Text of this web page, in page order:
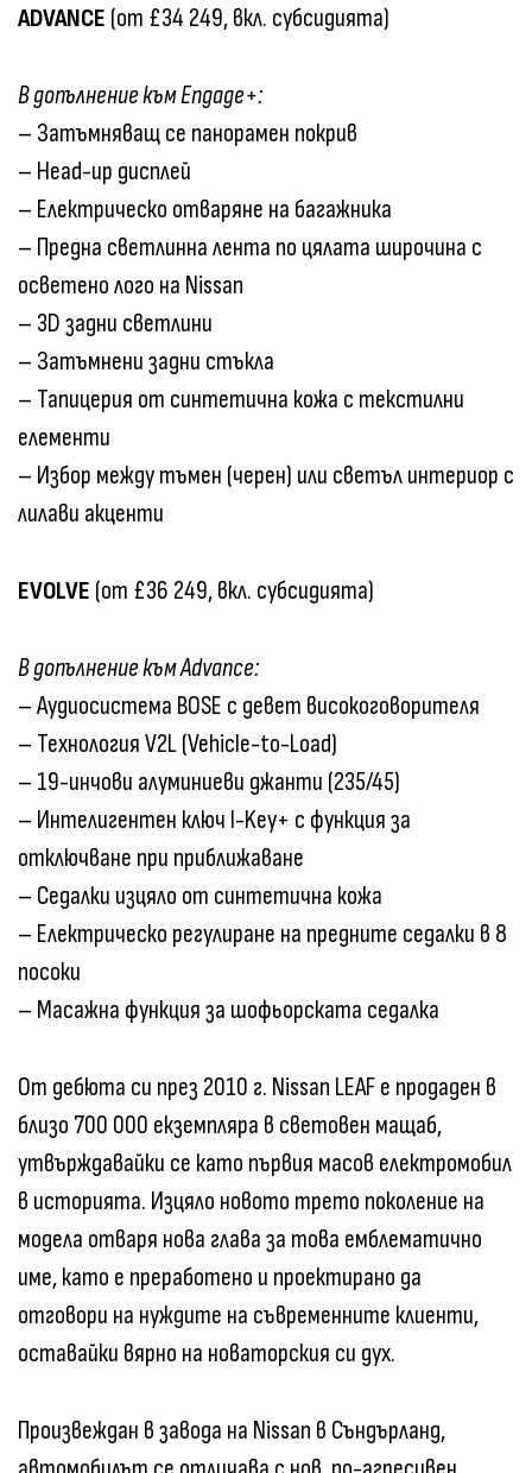
ADVANCE (от £34 249, вкл. субсидията)
В допълнение към Engage+:
– Затъмняващ се панорамен покрив
– Head-up дисплей
– Електрическо отваряне на багажника
– Предна светлинна лента по цялата широчина с
осветено лого на Nissan
– 3D задни светлини
– Затъмнени задни стъкла
– Тапицерия от синтетична кожа с текстилни
елементи
– Избор между тъмен (черен) или светъл интериор с
лилави акценти
EVOLVE (от £36 249, вкл. субсидията)
В допълнение към Advance:
– Аудиосистема BOSE с девет високоговорителя
– Технология V2L (Vehicle-to-Load)
– 19-инчови алуминиеви джанти (235/45)
– Интелигентен ключ I-Key+ с функция за
отключване при приближаване
– Седалки изцяло от синтетична кожа
– Електрическо регулиране на предните седалки в 8
посоки
– Масажна функция за шофьорската седалка
От дебюта си през 2010 г. Nissan LEAF е продаден в
близо 700 000 екземпляра в световен мащаб,
утвърждавайки се като първия масов електромобил
в историята. Изцяло новото трето поколение на
модела отваря нова глава за това емблематично
име, като е преработено и проектирано да
отговори на нуждите на съвременните клиенти,
оставайки вярно на новаторския си дух.
Произвеждан в завода на Nissan в Съндърланд,